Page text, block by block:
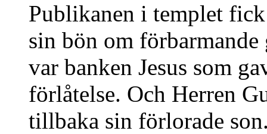
Publikanen i templet
sin bön om
var banken Jesus som
förlåtelse. Och Herren
tillbaka sin förlorade